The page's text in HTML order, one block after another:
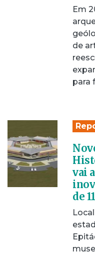
Em
de
para
vai
de